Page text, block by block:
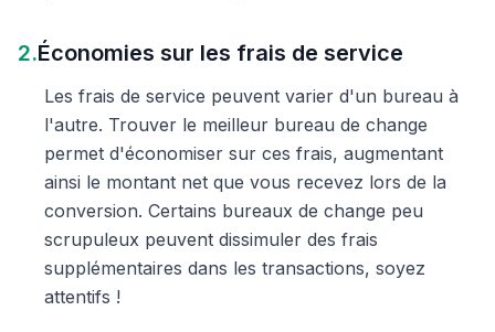
2.Économies sur les frais de service
Les frais de service peuvent varier d'un bureau à
l'autre. Trouver le meilleur bureau de change
permet d'économiser sur ces frais, augmentant
ainsi le montant net que vous recevez lors de la
conversion. Certains bureaux de change peu
scrupuleux peuvent dissimuler des frais
supplémentaires dans les transactions, soyez
attentifs !